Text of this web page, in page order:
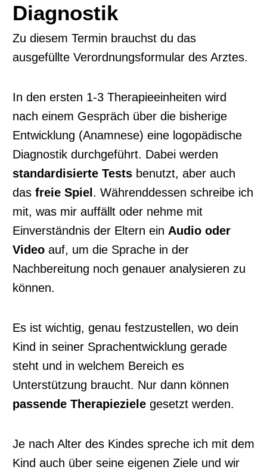
Diagnostik
Zu diesem Termin brauchst du das
ausgefüllte Verordnungsformular des Arztes.
In den ersten 1-3 Therapieeinheiten wird
nach einem Gespräch über die bisherige
Entwicklung (Anamnese) eine logopädische
Diagnostik durchgeführt. Dabei werden
standardisierte Testsbenutzt, aber auch
das freie Spiel. Währenddessen schreibe ich
mit, was mir auffällt oder nehme mit
Einverständnis der Eltern ein Audio oder
Videoauf, um die Sprache in der
Nachbereitung noch genauer analysieren zu
können.
Es ist wichtig, genau festzustellen, wo dein
Kind in seiner Sprachentwicklung gerade
steht und in welchem Bereich es
Unterstützung braucht. Nur dann können
passende Therapiezielegesetzt werden.
Je nach Alter des Kindes spreche ich mit dem
Kind auch über seine eigenen Ziele und wir